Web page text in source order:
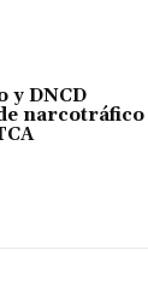
y DNCD
narcotráfico